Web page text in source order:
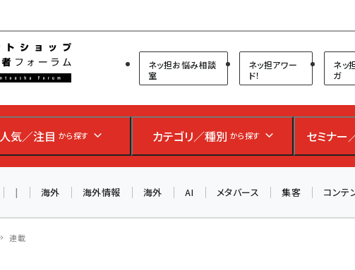
ネットショップ担当者フォーラム
ネッ担お悩み相談
室
ネッ担アワー
ド！
ネッ
ガ
人気／注目 から探す カテゴリ／種別 から探す セミナー
| 海外 海外情報 海外 AI メタバース 集客 コンテ
連載
AIが買い物を代行する時代に打つべき「次
ミナー（8/26＠東京）【交流会も